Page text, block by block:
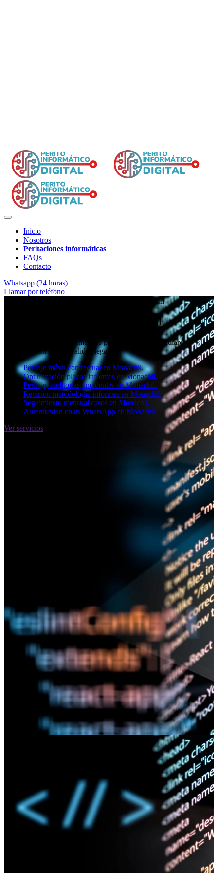
Inicio
Nosotros
Peritaciones informáticas
FAQs
Contacto
Whatsapp (24 horas)
Llamar por teléfono
Monachil
Perito informático en Monachil
Informes periciales informáticos para empresas, particulares y
abogados con toda la validez legal.
Peritaje móvil contractual en Monachil.
Optimización plazos informes en Monachil.
Peritaje, auditorías, incidentes en Monachil.
Revisión metodología informes en Monachil.
Seguimiento mensual casos en Monachil.
Autenticidad chats WhatsApp en Monachil.
Ver servicios